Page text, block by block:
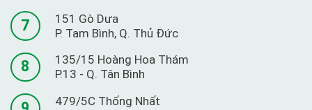
7
151 Gò Dưa
P. Tam Bình, Q. Thủ Đức
8
135/15 Hoàng Hoa Thám
P.13 - Q. Tân Bình
479/5C Thống Nhất